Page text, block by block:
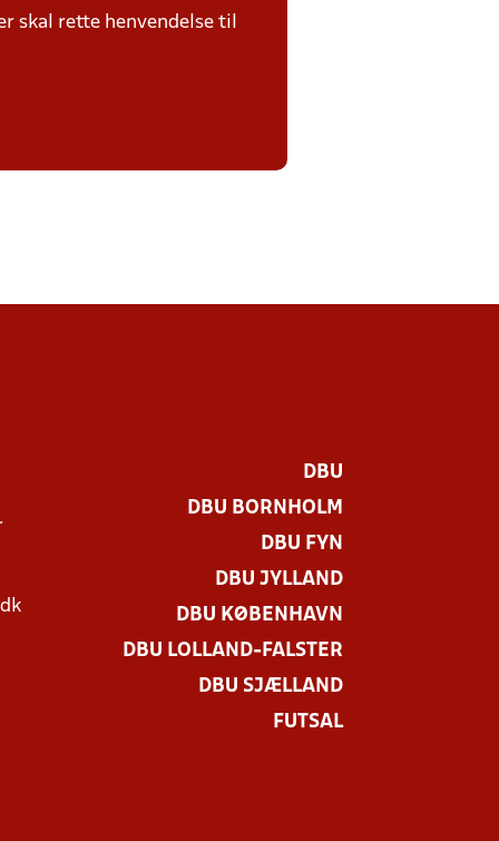
skal rette henvendelse til
DBU
DBU BORNHOLM
DBU FYN
DBU JYLLAND
DBU KØBENHAVN
DBU LOLLAND-FALSTER
DBU SJÆLLAND
FUTSAL